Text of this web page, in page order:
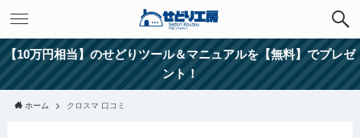
【10万円相当】のせどりツール＆マニュアルを【無料】でプレゼ
ント！
ホーム クロスマ 口コミ